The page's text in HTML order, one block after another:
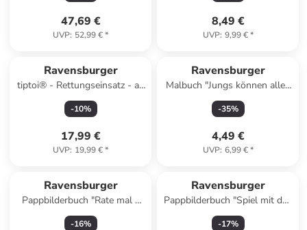
47,69 €
UVP: 52,99 €*
8,49 €
UVP: 9,99 €*
Ravensburger
tiptoi® - Rettungseinsatz - ab
4 Jahren
-10%
17,99 €
UVP: 19,99 €*
Ravensburger
Malbuch "Jungs können alles
werden"
-35%
4,49 €
UVP: 6,99 €*
Ravensburger
Pappbilderbuch "Rate mal -
Wer lebt im Garten?"
-16%
Ravensburger
Pappbilderbuch "Spiel mit den
Fahrzeugen"
-17%